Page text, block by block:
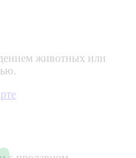
животных или